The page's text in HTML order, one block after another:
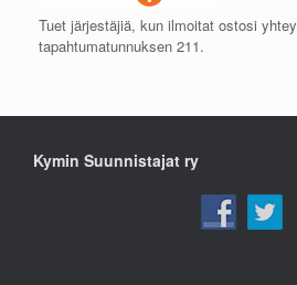
Tuet järjestäjiä, kun ilmoitat ostosi
tapahtumatunnuksen 211.
Kymin Suunnistajat ry